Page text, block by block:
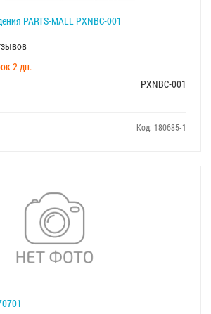
PARTS-MALL PXNBC-001
2 дн.
PXNBC-001
Код: 180685-1